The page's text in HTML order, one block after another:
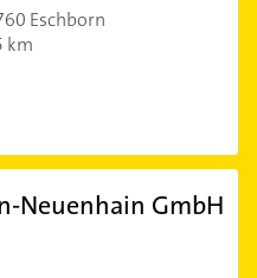
Eschborn
km
Neuenhain GmbH